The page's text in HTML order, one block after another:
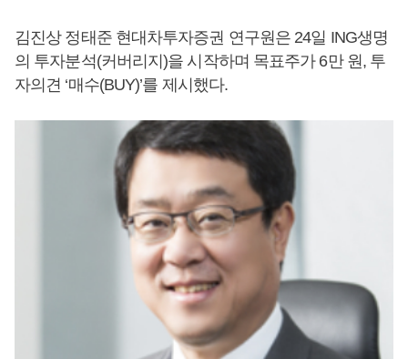
김진상 정태준 현대차투자증권 연구원은 24일 ING생명
의 투자분석(커버리지)을 시작하며 목표주가 6만 원, 투
자의견 ‘매수(BUY)’를 제시했다.